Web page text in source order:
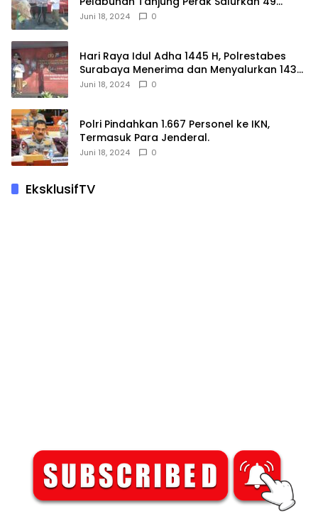
Hewan Korban.
Juni 18, 2024 0
Hari Raya Idul Adha 1445 H, Polrestabes
Surabaya Menerima dan Menyalurkan 143
Hewan Kurban
Juni 18, 2024 0
Polri Pindahkan 1.667 Personel ke IKN,
Termasuk Para Jenderal.
Juni 18, 2024 0
EksklusifTV